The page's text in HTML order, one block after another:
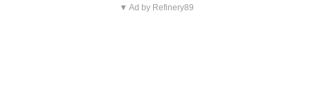
▼ Ad by Refinery89